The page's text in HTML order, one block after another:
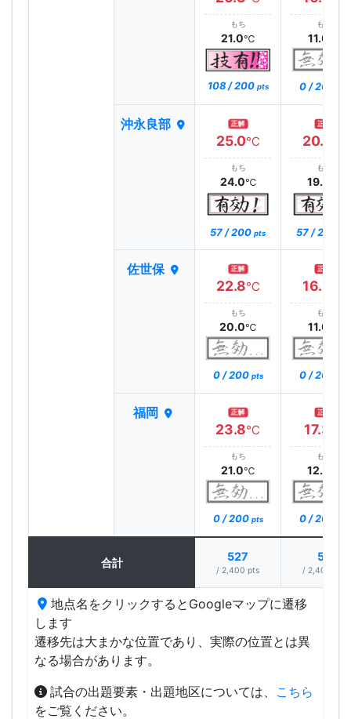
もち
21.0℃
108 / 200 pts
もち
11.0
0 / 200
沖永良部 正解
25.0℃
もち
24.0℃
57 / 200 pts
正解
20.0
もち
19.0
57 / 200
佐世保 正解
22.8℃
もち
20.0℃
0 / 200 pts
正解
16.9
もち
11.0
0 / 200
福岡 正解
23.8℃
もち
21.0℃
0 / 200 pts
正解
17.3
もち
12.0
0 / 200
合計 527
/ 2,400 pts
57
/ 2,400 pts
地点名をクリックするとGoogleマップに遷移
します
遷移先は大まかな位置であり、実際の位置とは異
なる場合があります。
試合の出題要素・出題地区については、 こちら
をご覧ください。